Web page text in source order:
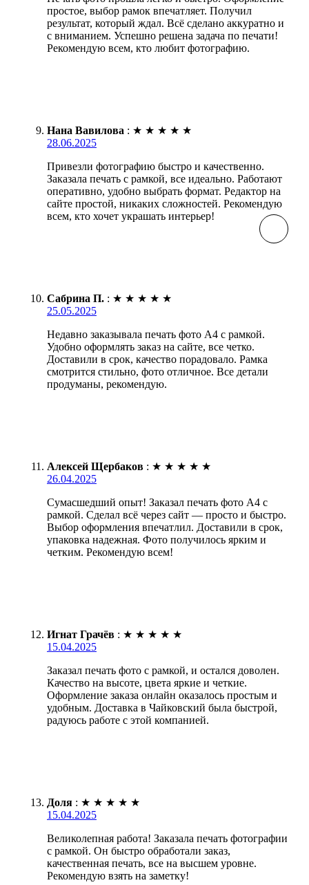
простое, выбор рамок впечатляет. Получил
результат, который ждал. Всё сделано аккуратно и
с вниманием. Успешно решена задача по печати!
Рекомендую всем, кто любит фотографию.
Нана Вавилова : ★ ★ ★ ★ ★
28.06.2025
Привезли фотографию быстро и качественно.
Заказала печать с рамкой, все идеально. Работают
оперативно, удобно выбрать формат. Редактор на
сайте простой, никаких сложностей. Рекомендую
всем, кто хочет украшать интерьер!
Сабрина П. : ★ ★ ★ ★ ★
25.05.2025
Недавно заказывала печать фото А4 с рамкой.
Удобно оформлять заказ на сайте, все четко.
Доставили в срок, качество порадовало. Рамка
смотрится стильно, фото отличное. Все детали
продуманы, рекомендую.
Алексей Щербаков : ★ ★ ★ ★ ★
26.04.2025
Сумасшедший опыт! Заказал печать фото А4 с
рамкой. Сделал всё через сайт — просто и быстро.
Выбор оформления впечатлил. Доставили в срок,
упаковка надежная. Фото получилось ярким и
четким. Рекомендую всем!
Игнат Грачёв : ★ ★ ★ ★ ★
15.04.2025
Заказал печать фото с рамкой, и остался доволен.
Качество на высоте, цвета яркие и четкие.
Оформление заказа онлайн оказалось простым и
удобным. Доставка в Чайковский была быстрой,
радуюсь работе с этой компанией.
Доля : ★ ★ ★ ★ ★
15.04.2025
Великолепная работа! Заказала печать фотографии
с рамкой. Он быстро обработали заказ,
качественная печать, все на высшем уровне.
Рекомендую взять на заметку!